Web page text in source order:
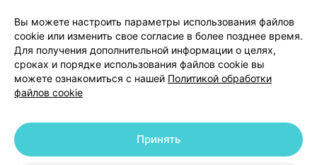
Способы оплаты
Вакансии
Партнеры
Написать руководителю 103.by
Написать в поддержку
Персональные настройки Cookie
© 2026 ООО «Артокс Лаб», УНП 191700409 | 220012, Республика Беларусь,
Вы можете настроить параметры использования файлов
cookie или изменить свое согласие в более позднее время.
Для получения дополнительной информации о целях,
сроках и порядке использования файлов cookie вы
можете ознакомиться с нашей Политикой обработки
файлов cookie
Принять